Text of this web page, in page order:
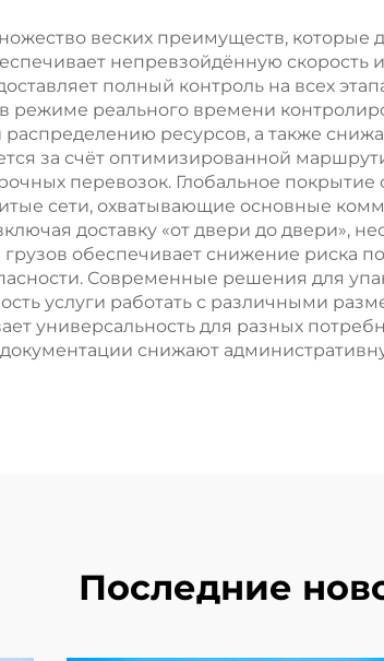
веских преимуществ,
непревзойдённую
полный контроль на всех
режиме реального времени
ресурсов, а также
за счёт оптимизированной
перевозок. Глобальное
сети, охватывающие основные
доставку «от двери до двери»,
обеспечивает снижение риска
Современные решения для
услуги работать с различными
универсальность для разных
снижают
Последние